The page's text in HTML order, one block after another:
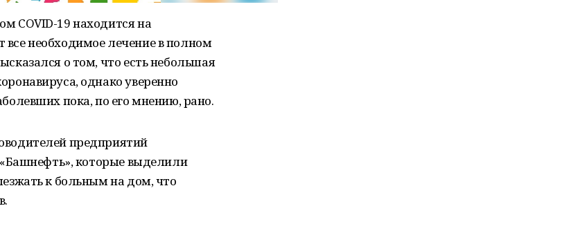
COVID-19 находится на
необходимое лечение в полном
о том, что есть небольшая
однако уверенно
пока, по его мнению, рано.
предприятий
«Башнефть», которые выделили
к больным на дом, что